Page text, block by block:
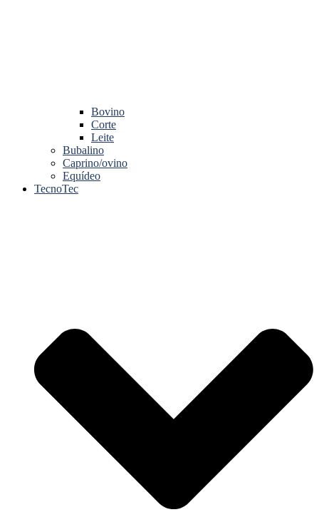
Bovino
Corte
Leite
Bubalino
Caprino/ovino
Equídeo
TecnoTec